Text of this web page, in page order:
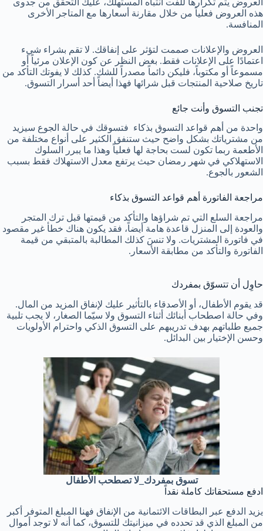
هذه العروض فعلياً من خلال مقارنة أسعارها مع المتاجر الأخرى
المنافسة.
العروض والإعلانات صممت لتؤثر على إنفاقك. لا تقم بشراء شيء
اعتمادًا على الإعلانات فقط. بغض النظر عن كون الإعلان مرئياً أو
مسموعاً أو مكتوباً، فليكن دائماً مصدراً للشك. كذلك لا يفوتك التأكد من
تاريخ صلاحية المنتجات قبل شرائها فهذا أيضاً أحد أسرار التسوق.
تجنب التسوق وأنت جائع
واحدة من أهم قواعد التسوق بذكاء فتسوقك في حالة الجوع سيزيد
من مشترياتك بشكل واضح حيث ستنفق الكثير على أنواع مختلفة من
الأطعمة ربما تكون لست بحاجة لها فعلياً وهذا ما يبرر السلوك
الاستهلاكي في شهر رمضان حيث يرتفع معدل الاستهلاك فقط بسبب
الشعور بالجوع.
مراجعة الفاتورة أهم قواعد التسوق بذكاء
مراجعة السلع التي تم شراؤها والتأكد من قيمتها قبل ترك المتجر
والعودة إلى المنزل قاعدة هامة أيضاً، فقد يكون هناك خطأ غير مقصود
في فاتورة المشتريات. ولا تنسَ كذلك المطالبة بالمتبقي من قيمة
الفاتورة والتأكد من مطابقة الأسعار.
حاوِل أن تتسوّق بمفردك
قد يقوم الأطفال، أو الأصدقاء بالتأثير عليك لإنفاق المزيد من المال.
وفي حالة اصطحاب أبنائك أثناء التسوق ولا سيّما الصغار، لا يجب تلبية
جميع طلباتهم بهدف تدريبهم على التسوق الذكي واحترام الأولويات
وحسن الإختيار بين البدائل.
تسوق بمفردك_لا تصطحب الأطفال
ادفع مستحقاتك كاملة نقداً
يزيد الدفع عبر البطاقات الائتمانية من الإنفاق فهنا المبلغ المتوفر أكبر
من المبلغ الذي قد تحدده في ميزانيتك للتسوق، كما أنه لا توجد أموال